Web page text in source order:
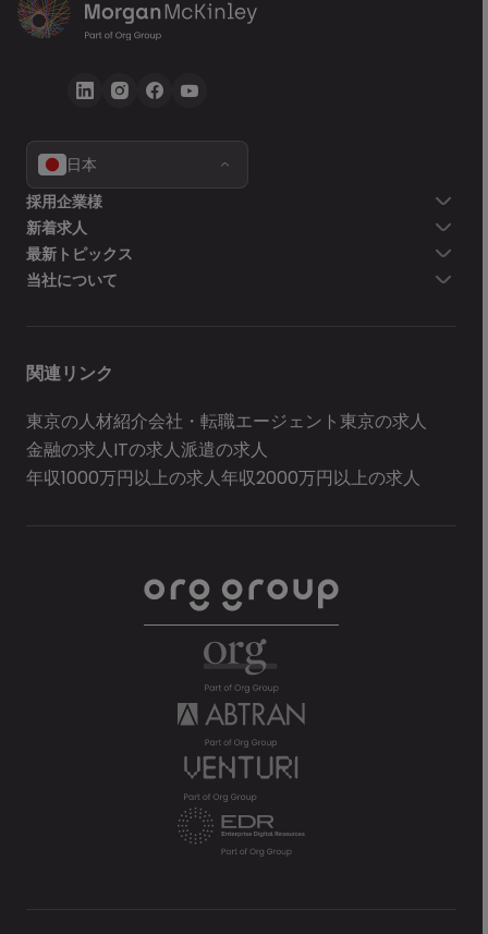
日本
採用企業様
新着求人
最新トピックス
当社について
関連リンク
東京の人材紹介会社・転職エージェント東京の求人
金融の求人ITの求人派遣の求人
年収1000万円以上の求人年収2000万円以上の求人